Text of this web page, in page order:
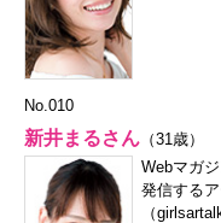
No.010
新井まるさん （31歳）
Webマガ
発信する
（